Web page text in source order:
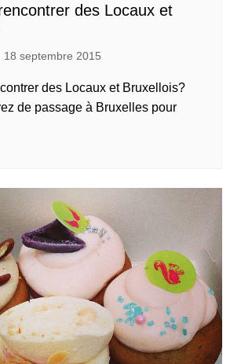
des Locaux et
18 septembre 2015
des Locaux et Bruxellois?
de passage à Bruxelles pour